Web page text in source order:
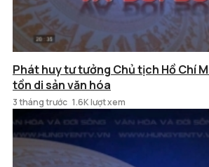
Phát huy tư tưởng Chủ tịch Hồ Chí
tồn di sản văn hóa
3 tháng trước 1.6K lượt xem